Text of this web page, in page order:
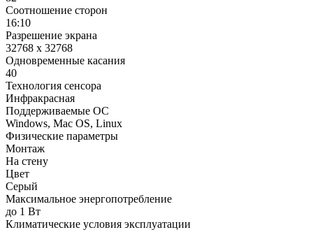
Соотношение сторон
16:10
Разрешение экрана
32768 x 32768
Одновременные касания
40
Технология сенсора
Инфракрасная
Поддерживаемые ОС
Windows, Mac OS, Linux
Физические параметры
Монтаж
На стену
Цвет
Серый
Максимальное энергопотребление
до 1 Вт
Климатические условия эксплуатации